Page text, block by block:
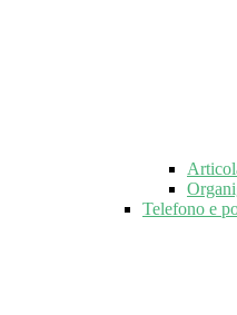
Telefono e